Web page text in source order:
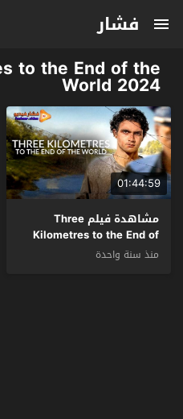
فشار
to the End of the
World 2024
01:44:59
مشاهدة فيلم Three
Kilometres to the End of
the World 2024 مترجم
منذ سنة واحدة